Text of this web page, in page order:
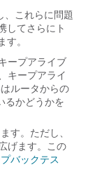
、これらに問題
してさらにト
。
ープアライブ
キープアライ
ルータからの
るかどうかを
す。ただし、
げます。この
バックテス